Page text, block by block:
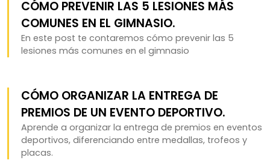
CÓMO PREVENIR LAS 5 LESIONES MÁS
COMUNES EN EL GIMNASIO.
En este post te contaremos cómo prevenir las 5
lesiones más comunes en el gimnasio
CÓMO ORGANIZAR LA ENTREGA DE
PREMIOS DE UN EVENTO DEPORTIVO.
Aprende a organizar la entrega de premios en eventos
deportivos, diferenciando entre medallas, trofeos y
placas.